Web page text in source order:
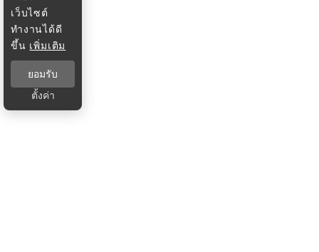
เว็บไซต์
ทำงานได้ดี
ขึ้น เพิ่มเติม
ยอมรับ
ตั้งค่า